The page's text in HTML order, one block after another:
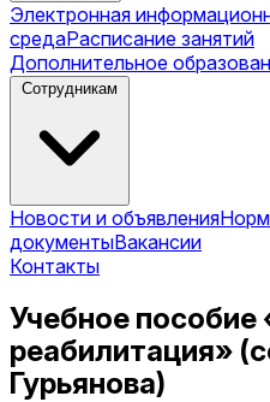
Электронная
средаРасписание занятий
Дополнительное
Сотрудникам
Новости и объявления
документыВакансии
Контакты
Учебное
реабилитация»
Гурьянова)